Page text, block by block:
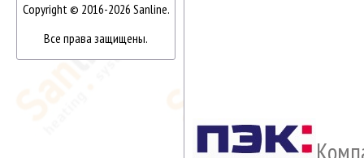
Copyright © 2016-2026 Sanline.
Все права защищены.